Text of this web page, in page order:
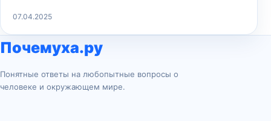
07.04.2025
Почемуха.ру
Понятные ответы на любопытные вопросы о
человеке и окружающем мире.